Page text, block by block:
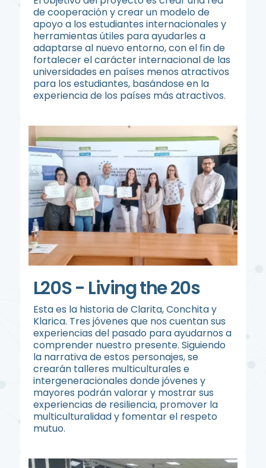
de cooperación y crear un modelo de
apoyo a los estudiantes internacionales y
herramientas útiles para ayudarles a
adaptarse al nuevo entorno, con el fin de
fortalecer el carácter internacional de las
universidades en países menos atractivos
para los estudiantes, basándose en la
experiencia de los países más atractivos.
L20S - Living the 20s
Esta es la historia de Clarita, Conchita y
Klarica. Tres jóvenes que nos cuentan sus
experiencias del pasado para ayudarnos a
comprender nuestro presente. Siguiendo
la narrativa de estos personajes, se
crearán talleres multiculturales e
intergeneracionales donde jóvenes y
mayores podrán valorar y mostrar sus
experiencias de resiliencia, promover la
multiculturalidad y fomentar el respeto
mutuo.